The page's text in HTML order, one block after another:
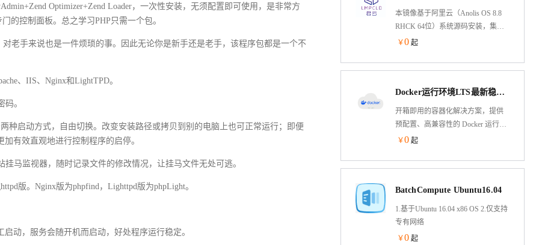
Optimizer+Zend Loader，一次性安装，无须配置即可使用，是非常方
的控制面板。总之学习PHP只需一个包。
老手来说也是一件烦琐的事。因此无论你是新手还是老手，该程序包都是一个不
、IIS、Nginx和LightTPD。
。
种启动方式，自由切换。改变安装路径或拷贝到别的电脑上也可正常运行；即便
有效直观地进行控制程序的启停。
马监视器，随时记录文件的修改情况，让挂马文件无处可逃。
版。Nginx版为phpfind，Lighttpd版为phpLight。
动，服务会随开机而启动，好处程序运行稳定。
等 300+个可一键部署的应用模板。
本镜像基于阿里云（Anolis OS 8.8
RHCK 64位）系统源码安装，集成
的Python环境基于yum安装，包含
￥0 起
Docker运行环境LTS最新稳定版
开箱即用的容器化解决方案，提供
预配置、高兼容性的 Docker 运行环
境镜像，支持快速部署于阿里云
消除环境搭建复杂度，助力开发者
秒级启动容器应用，聚焦业务创新
而非运维配置。
￥0 起
BatchCompute Ubuntu16.04
1.基于Ubuntu 16.04 x86 OS 2.仅支持
专有网络
￥0 起